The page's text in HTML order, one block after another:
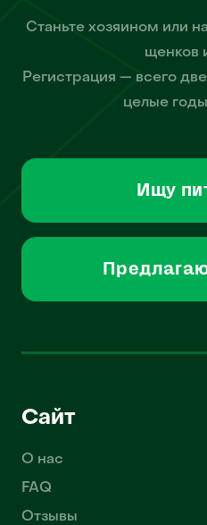
Станьте хозяином или
щенков
Регистрация — всего
целые
Ищу
Сайт
О нас
FAQ
Отзывы